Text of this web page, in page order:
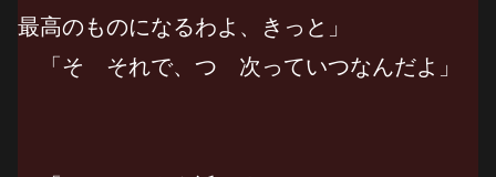
最高のものになるわよ、きっと」
「そ それで、つ 次っていつなんだよ」